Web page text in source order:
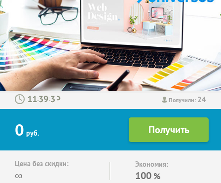
Получили: 24
: :
0 руб.
Цена без скидки:
∞
Экономия:
100 %